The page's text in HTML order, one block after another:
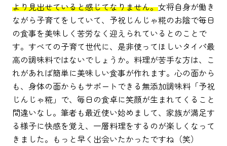
より見出せていると感じてなりません。女将自身が働き
ながら子育てをしていて、予祝じんじゃ糀のお陰で毎日
の食事を美味しく苦労なく迎えられているとのことで
す。すべての子育て世代に、是非使ってほしいタイパ最
高の調味料ではないでしょうか。料理が苦手な方は、こ
れがあれば簡単に美味しい食事が作れます。心の面から
も、身体の面からもサポートできる無添加調味料「予祝
じんじゃ糀」で、毎日の食卓に笑顔が生まれてくること
間違いなし。筆者も最近使い始めまして、家族が満足す
る様子に快感を覚え、一層料理をするのが楽しくなって
きました。もっと早く出会いたかったですね（笑）